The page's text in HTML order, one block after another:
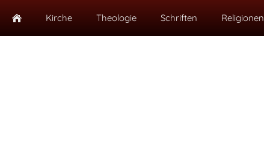
Kirche Theologie Schriften Religionen